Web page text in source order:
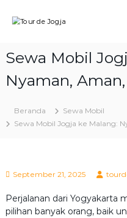
u
r
d
J
o
a
e
t
T
o
r
&
t
J
o
Sewa Mobil
Nyaman,
Beranda
Sewa Mobil
Sewa Mobil Jogja ke Malang:
September 21, 2025
Perjalanan dari Yogyakarta
pilihan banyak orang, baik